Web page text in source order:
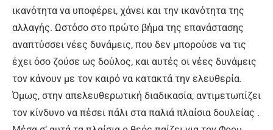
ικανότητα να υποφέρει, χάνει και την ικανότητα της
αλλαγής. Ωστόσο στο πρώτο βήμα της επανάστασης
αναπτύσσει νέες δυνάμεις, που δεν μπορούσε να τις
έχει όσο ζούσε ως δούλος, και αυτές οι νέες δυνάμεις
τον κάνουν με τον καιρό να κατακτά την ελευθερία.
Όμως, στην απελευθερωτική διαδικασία, αντιμετωπίζει
τον κίνδυνο να πέσει πάλι στα παλιά πλαίσια δουλείας .